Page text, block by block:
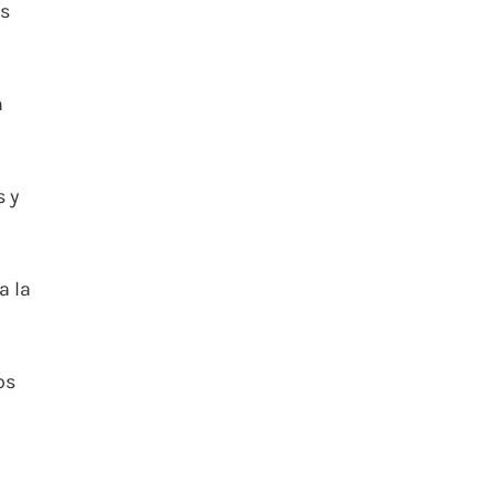
y
la